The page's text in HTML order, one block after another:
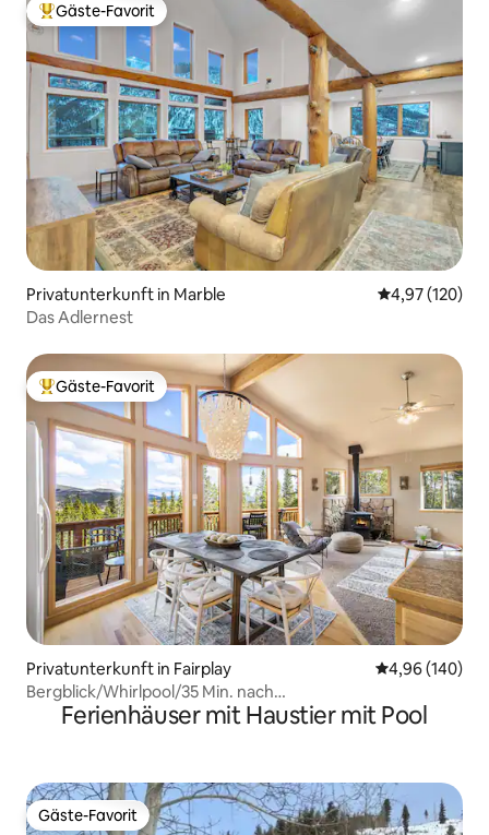
Beliebter Gäste-Favorit.
Gäste-Favorit
Privatunterkunft in Marble
4,97 (120)
Das Adlernest
Beliebter Gäste-Favorit.
Gäste-Favorit
Privatunterkunft in Fairplay
4,96 (140)
Bergblick/Whirlpool/35 Min. nach
Breck/Haustierfreundlich
Ferienhäuser mit Haustier mit Pool
Gäste-Favorit
Gäste-Favorit